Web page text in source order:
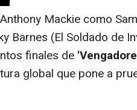
Mackie como
Barnes (El Soldado de
finales de
global que pone a